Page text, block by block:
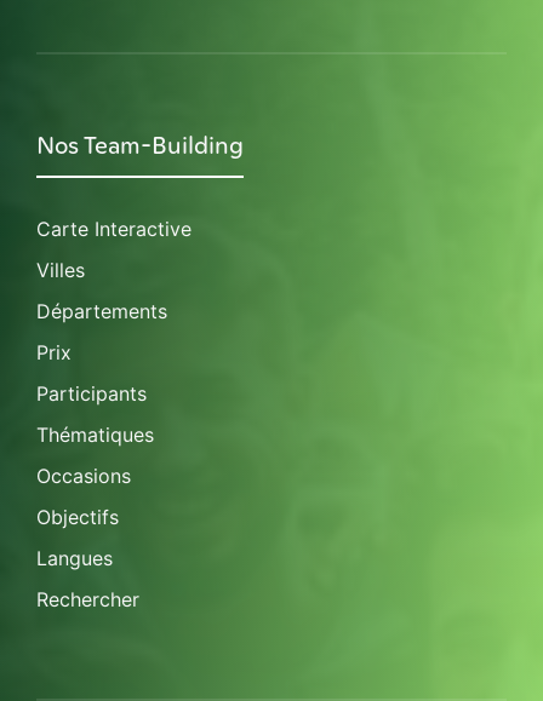
Nos Team-Building
Carte Interactive
Villes
Départements
Prix
Participants
Thématiques
Occasions
Objectifs
Langues
Rechercher